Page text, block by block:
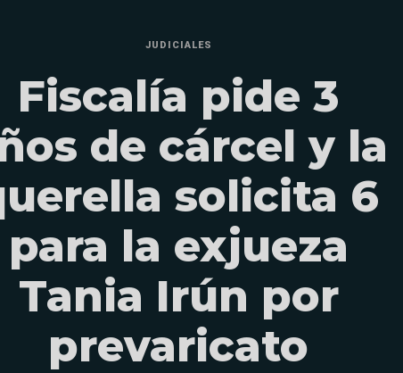
JUDICIALES
Fiscalía pide 3
de cárcel y la
solicita 6
para la exjueza
Tania Irún por
prevaricato